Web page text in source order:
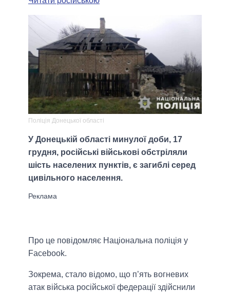
Поліція Донецької області
У Донецькій області минулої доби, 17
грудня, російські військові обстріляли
шість населених пунктів, є загиблі серед
цивільного населення.
Про це повідомляє Національна поліція у
Facebook.
Зокрема, стало відомо, що п’ять вогневих
атак війська російської федерації здійснили